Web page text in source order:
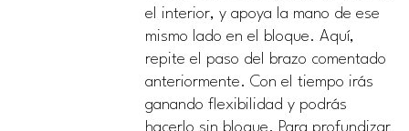
el interior, y apoya la mano de ese
mismo lado en el bloque. Aquí,
repite el paso del brazo comentado
anteriormente. Con el tiempo irás
ganando flexibilidad y podrás
hacerlo sin bloque. Para profundizar